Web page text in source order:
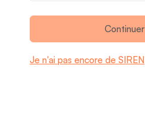
Continuer
Je n'ai pas encore de SIREN